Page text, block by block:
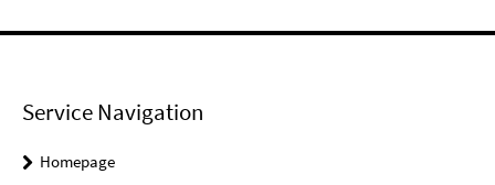
Service Navigation
Homepage